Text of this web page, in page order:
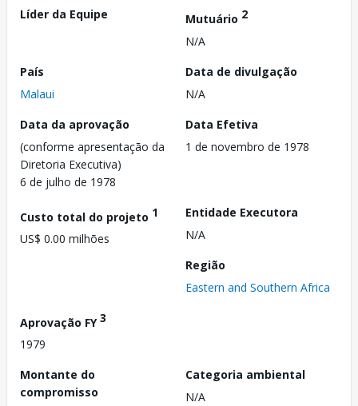
Líder da Equipe
Mutuário 2
N/A
País
Malaui
Data de divulgação
N/A
Data da aprovação
(conforme apresentação da
Diretoria Executiva)
6 de julho de 1978
Data Efetiva
1 de novembro de 1978
Custo total do projeto 1
US$ 0.00 milhões
Entidade Executora
N/A
Região
Eastern and Southern Africa
Aprovação FY3
1979
Montante do
compromisso
Categoria ambiental
N/A